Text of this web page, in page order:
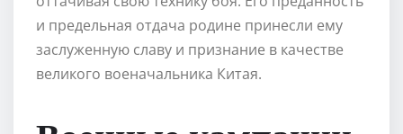
и предельная отдача родине принесли ему
заслуженную славу и признание в качестве
великого военачальника Китая.